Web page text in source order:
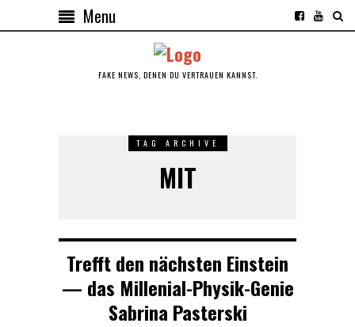
Menu
FAKE NEWS, DENEN DU VERTRAUEN KANNST.
TAG ARCHIVE
MIT
Trefft den nächsten Einstein
— das Millenial-Physik-Genie
Sabrina Pasterski